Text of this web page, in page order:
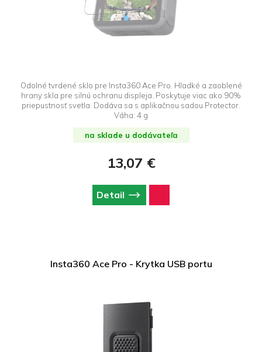
Odolné tvrdené sklo pre Insta360 Ace Pro. Hladké a zaoblené
hrany skla pre silnú ochranu displeja. Poskytuje viac ako 90%
priepustnosť svetla. Dodáva sa s aplikačnou sadou Protector.
Váha: 4 g
na sklade u dodávateľa
13,07 €
Detail
Insta360 Ace Pro - Krytka USB portu